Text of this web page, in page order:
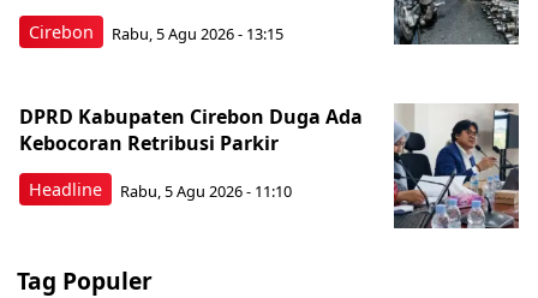
Cirebon Rabu, 5 Agu 2026 - 13:15
Headline
DPRD Kabupaten Cirebon Duga Ada
Kebocoran Retribusi Parkir
Rabu, 5 Agu 2026 - 11:10
Tag Populer